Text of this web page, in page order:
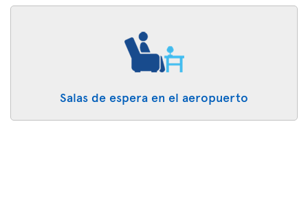
Salas de espera en el aeropuerto